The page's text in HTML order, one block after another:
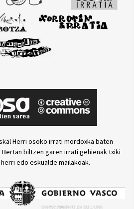
Herri osoko irrati mordoxka baten
biltzen garen irrati gehienak txiki
edo eskualde mailakoak.